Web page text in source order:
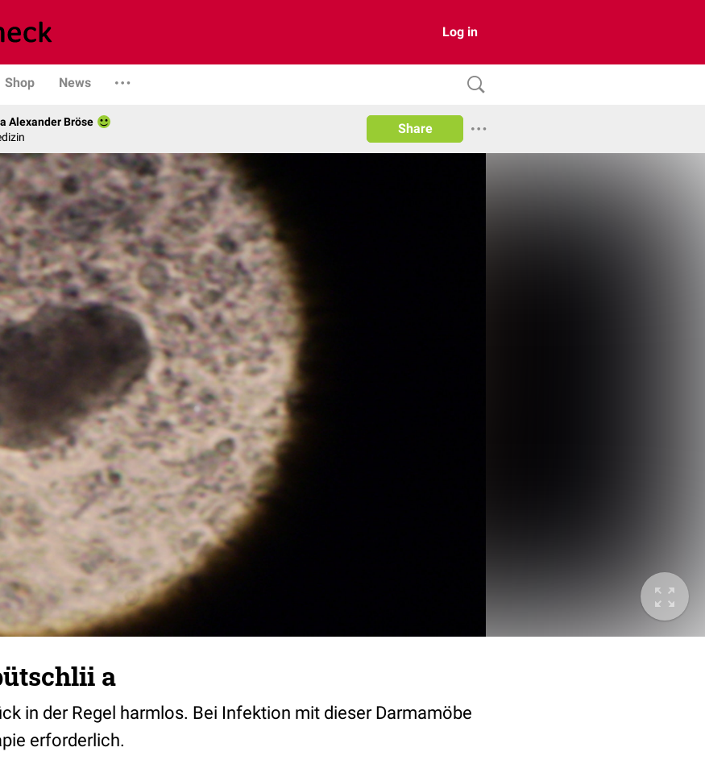
Log in
Shop News
Alexander Bröse
Share
a
in der Regel harmlos. Bei Infektion mit dieser Darmamöbe
erforderlich.